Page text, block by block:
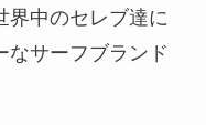
界中のセレブ達に
なサーフブランド